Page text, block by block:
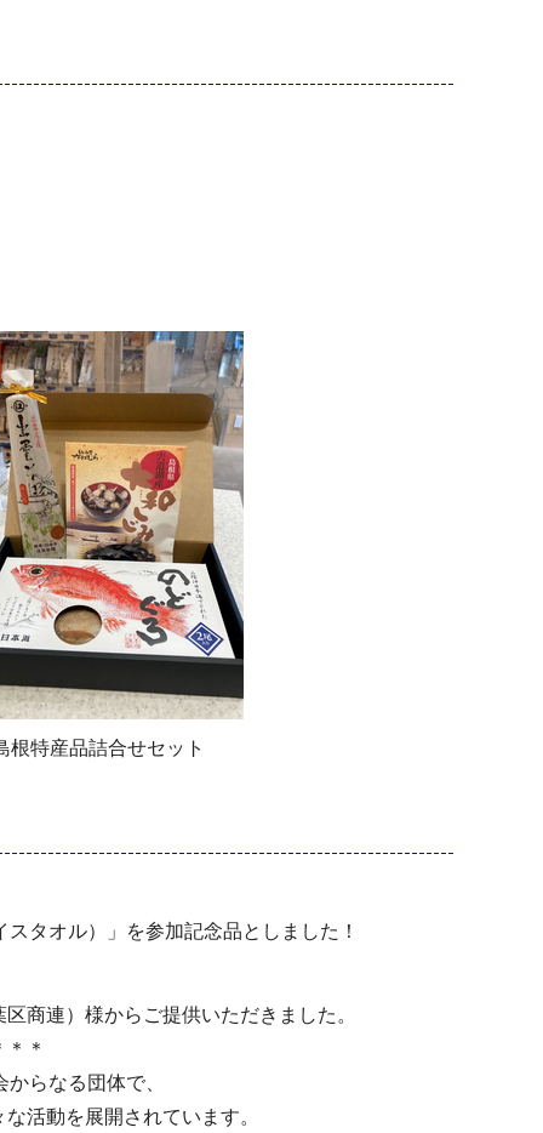
根特産品詰合せセット
タオル）」を参加記念品としました！
商連）様からご提供いただきました。
＊
らなる団体で、
活動を展開されています。